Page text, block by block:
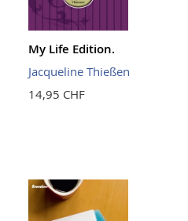
My Life Edition.
Jacqueline Thießen
14,95 CHF